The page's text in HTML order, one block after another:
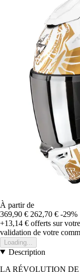
À partir de
369,90 € 262,70 € -29%
+13,14 € offerts sur
validation de votre
Loading...
Description
LA RÉVOLUTION